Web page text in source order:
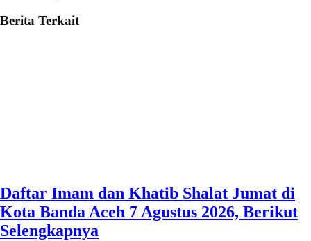
Berita Terkait
Daftar Imam dan Khatib Shalat Jumat di
Kota Banda Aceh 7 Agustus 2026, Berikut
Selengkapnya